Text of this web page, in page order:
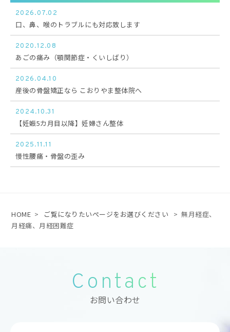
2026.07.02
口、鼻、喉のトラブルにも対応致します
2020.12.08
あごの痛み（顎関節症・くいしばり）
2026.04.10
産後の骨盤矯正なら こおりやま整体院へ
2024.10.31
【妊娠5カ月目以降】妊婦さん整体
2025.11.11
慢性腰痛・骨盤の歪み
HOME > ご覧になりたいぺージをお選びください > 無月経症、
月経痛、月経困難症
Contact
お問い合わせ